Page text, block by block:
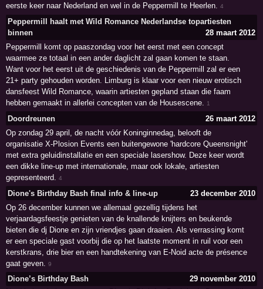
eerste keer naar Nederland en wel in de Peppermill te Heerlen.4
Peppermill haalt met Wild Romance Nederlandse topartiesten
binnen
28 maart 2012
Peppermill komt op paaszondag voor het eerst met een concept
waarmee ze totaal in een ander daglicht zal gaan komen te staan.
Want voor het eerst uit de geschiedenis van de Peppermill zal er een
21+ party gehouden worden. Limburg is klaar voor een nieuw erotisch
dansfeest Wild Romance, waarin artiesten gepland staan die faam
hebben gemaakt in allerlei concepten van de Housescene. 1
Doordreunen
26 maart 2012
Op zondag 29 april, de nacht vóór Koninginnedag, belooft de
organisatie X-Plosion Events een buitengewone 'hardcore Queensnight'
met extra geluidinstallatie en een speciale lasershow. Deze keer wordt
een dikke line-up met internationale, maar ook lokale, artiesten
gepresenteerd.4
Dione's Birthday Bash final info & line-up
23 december 2010
Op 26 december kunnen we allemaal gezellig tijdens het
verjaardagsfeestje genieten van de knallende knijters en beukende
bieten die dj Dione en zijn vriendjes gaan draaien. Als verrassing komt
er een speciale gast voorbij die op het laatste moment in ruil voor een
kerstkrans, drie bier en een handtekening van E-Noid acte de présence
gaat geven.9
Dione’s Birthday Bash
29 november 2010